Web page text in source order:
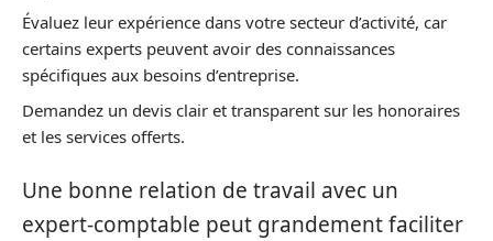
Évaluez leur expérience dans votre secteur d’activité, car
certains experts peuvent avoir des connaissances
spécifiques aux besoins d’entreprise.
Demandez un devis clair et transparent sur les honoraires
et les services offerts.
Une bonne relation de travail avec un
expert-comptable peut grandement faciliter